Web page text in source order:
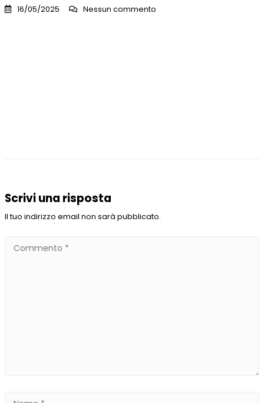
16/05/2025 Nessun commento
Scrivi una risposta
Il tuo indirizzo email non sarà pubblicato.